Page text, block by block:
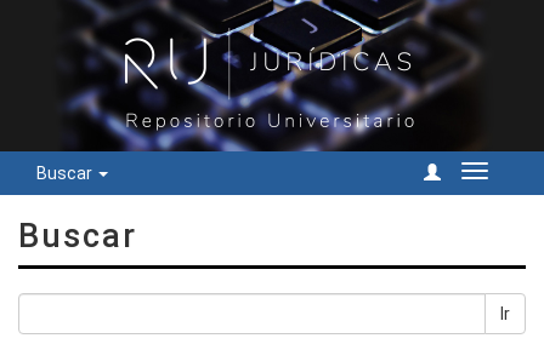
Buscar
Cambiar
Buscar
Ir